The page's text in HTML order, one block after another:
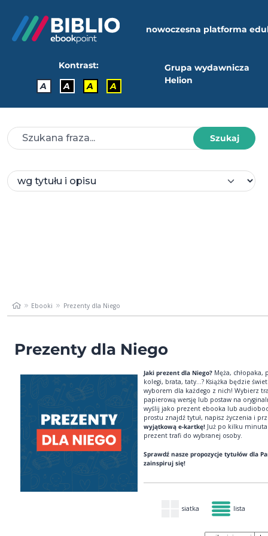
nowoczesna platforma
Kontrast:
A
A A A
Grupa wydawnicza
Helion
Szukaj
Ebooki Prezenty dla Niego
Prezenty dla Niego
Jaki prezent dla Niego? Męża, chłopaka,
kolegi, brata, taty...? Książka będzie
wyborem dla każdego z nich! Wybierz
papierową wersję lub postaw na
wyślij jako prezent ebooka lub
prostu znajdź tytuł, napisz życzenia i
wyjątkową e-kartkę! Już po kilku
prezent trafi do wybranej osoby.
Sprawdź nasze propozycje tytułów dla
zainspiruj się!
siatka lista